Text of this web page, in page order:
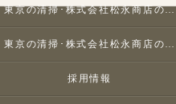
東京の清掃･株式会社松永商店の口コミ情報
東京の清掃･株式会社松永商店のお客様の声
採用情報